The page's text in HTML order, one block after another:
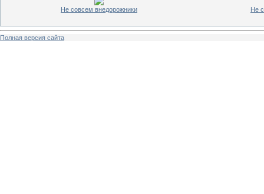
Не совсем внедорожники Не
Полная версия сайта